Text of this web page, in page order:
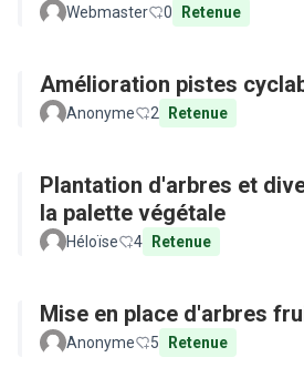
Webmaster 0 Retenue
Amélioration pistes
Anonyme 2 Retenue
Plantation d'arbres et
la palette végétale
Héloïse 4 Retenue
Mise en place d'arbres
Anonyme 5 Retenue